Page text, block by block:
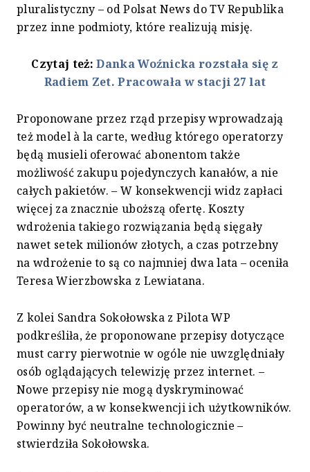
pluralistyczny – od Polsat News do TV Republika
przez inne podmioty, które realizują misję.
Czytaj też:Danka Woźnicka rozstała się z
Radiem Zet. Pracowała w stacji 27 lat
Proponowane przez rząd przepisy wprowadzają
też model à la carte, według którego operatorzy
będą musieli oferować abonentom także
możliwość zakupu pojedynczych kanałów, a nie
całych pakietów. – W konsekwencji widz zapłaci
więcej za znacznie uboższą ofertę. Koszty
wdrożenia takiego rozwiązania będą sięgały
nawet setek milionów złotych, a czas potrzebny
na wdrożenie to są co najmniej dwa lata – oceniła
Teresa Wierzbowska z Lewiatana.
Z kolei Sandra Sokołowska z Pilota WP
podkreśliła, że proponowane przepisy dotyczące
must carry pierwotnie w ogóle nie uwzględniały
osób oglądających telewizję przez internet. –
Nowe przepisy nie mogą dyskryminować
operatorów, a w konsekwencji ich użytkowników.
Powinny być neutralne technologicznie –
stwierdziła Sokołowska.